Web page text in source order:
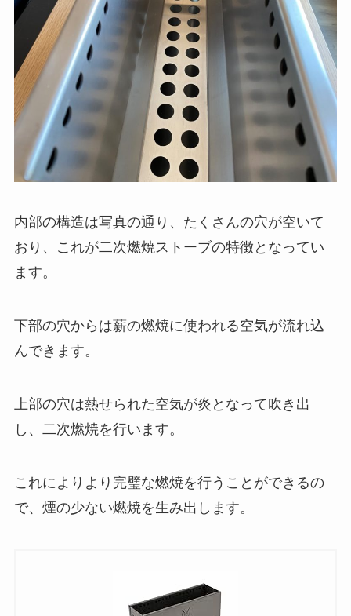
内部の構造は写真の通り、たくさんの穴が空いて
おり、これが二次燃焼ストーブの特徴となってい
ます。
下部の穴からは薪の燃焼に使われる空気が流れ込
んできます。
上部の穴は熱せられた空気が炎となって吹き出
し、 二次燃焼を行います。
これによりより完璧な燃焼を行うことができるの
で、 煙の少ない燃焼を生み出します。